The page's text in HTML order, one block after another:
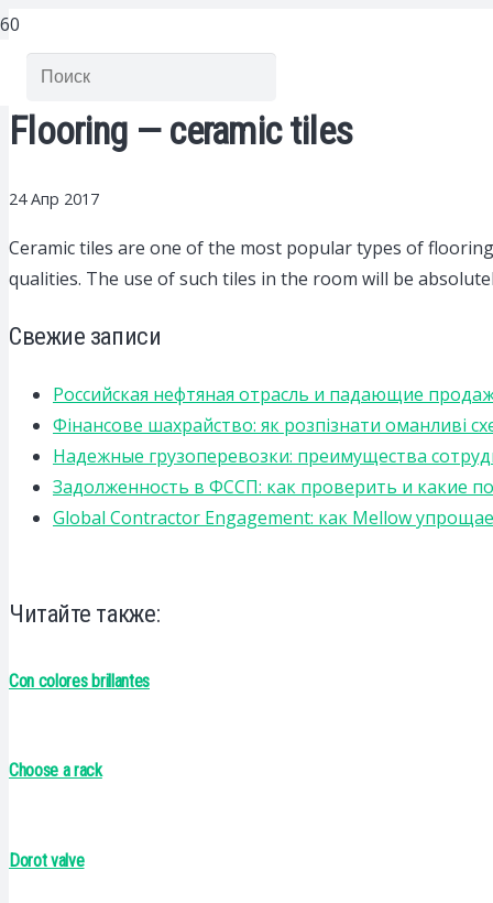
Flooring — ceramic tiles
24 Апр 2017
Ceramic tiles are one of the most popular types of
qualities. The use of such tiles in the room will be
Свежие записи
Российская нефтяная отрасль и падающие
Фінансове шахрайство: як розпізнати оманливі
Надежные грузоперевозки: преимущества
Задолженность в ФССП: как проверить и какие
Global Contractor Engagement: как Mellow
Читайте также:
Con colores brillantes
Choose a rack
Dorot valve